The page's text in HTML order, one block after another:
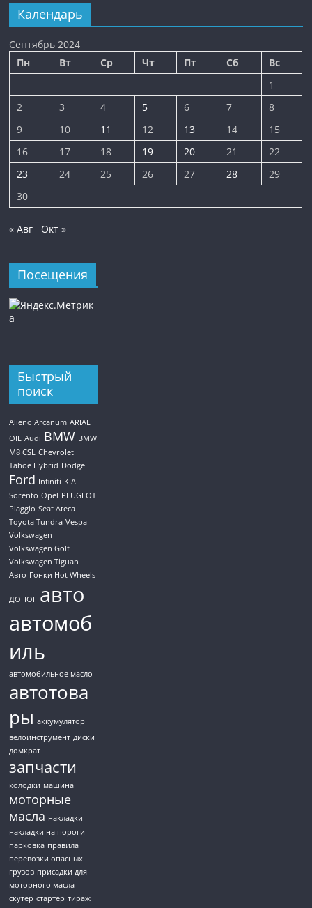
Календарь
Сентябрь 2024
Пн
Вт Ср Чт Пт Сб
Вс
1
2
3 4 5 6 7
8
9
10 11 12 13 14
15
16
17 18 19 20 21
22
23
24 25 26 27 28
29
30
« Авг Окт »
Посещения
Быстрый
поиск
Alieno Arcanum ARIAL
OIL
Audi BMW BMW
M8 CSL
Chevrolet
Tahoe Hybrid Dodge
Ford Infiniti KIA
Sorento Opel PEUGEOT
Piaggio Seat Ateca
Toyota Tundra Vespa
Volkswagen
Volkswagen Golf
Volkswagen Tiguan
Авто Гонки Hot Wheels
ДОПОГ авто
автомоб
иль
автомобильное масло
автотова
ры аккумулятор
велоинструмент диски
домкрат
запчасти
колодки машина
моторные
масла накладки
накладки на пороги
парковка правила
перевозки опасных
грузов присадки для
моторного масла
скутер стартер тираж